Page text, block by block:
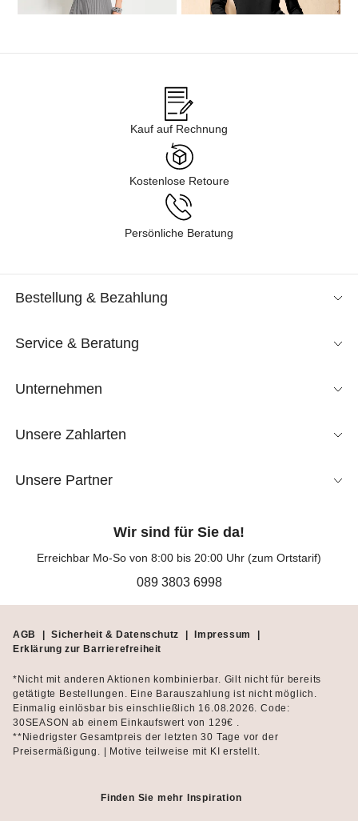
Kauf auf Rechnung
Kostenlose Retoure
Persönliche Beratung
Bestellung & Bezahlung
Service & Beratung
Unternehmen
Unsere Zahlarten
Unsere Partner
Wir sind für Sie da!
Erreichbar Mo-So von 8:00 bis 20:00 Uhr (zum Ortstarif)
089 3803 6998
AGB Sicherheit & Datenschutz Impressum
Erklärung zur Barrierefreiheit
*Nicht mit anderen Aktionen kombinierbar. Gilt nicht für bereits
getätigte Bestellungen. Eine Barauszahlung ist nicht möglich.
Einmalig einlösbar bis einschließlich 16.08.2026. Code:
30SEASON ab einem Einkaufswert von 129€ .
**Niedrigster Gesamtpreis der letzten 30 Tage vor der
Preisermäßigung. | Motive teilweise mit KI erstellt.
Finden Sie mehr Inspiration